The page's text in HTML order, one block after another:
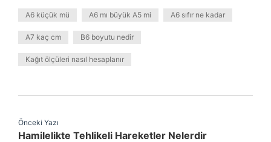
A6 küçük mü A6 mı büyük A5 mi A6 sıfır ne kadar
A7 kaç cm B6 boyutu nedir
Kağıt ölçüleri nasıl hesaplanır
Önceki Yazı
Hamilelikte Tehlikeli Hareketler Nelerdir